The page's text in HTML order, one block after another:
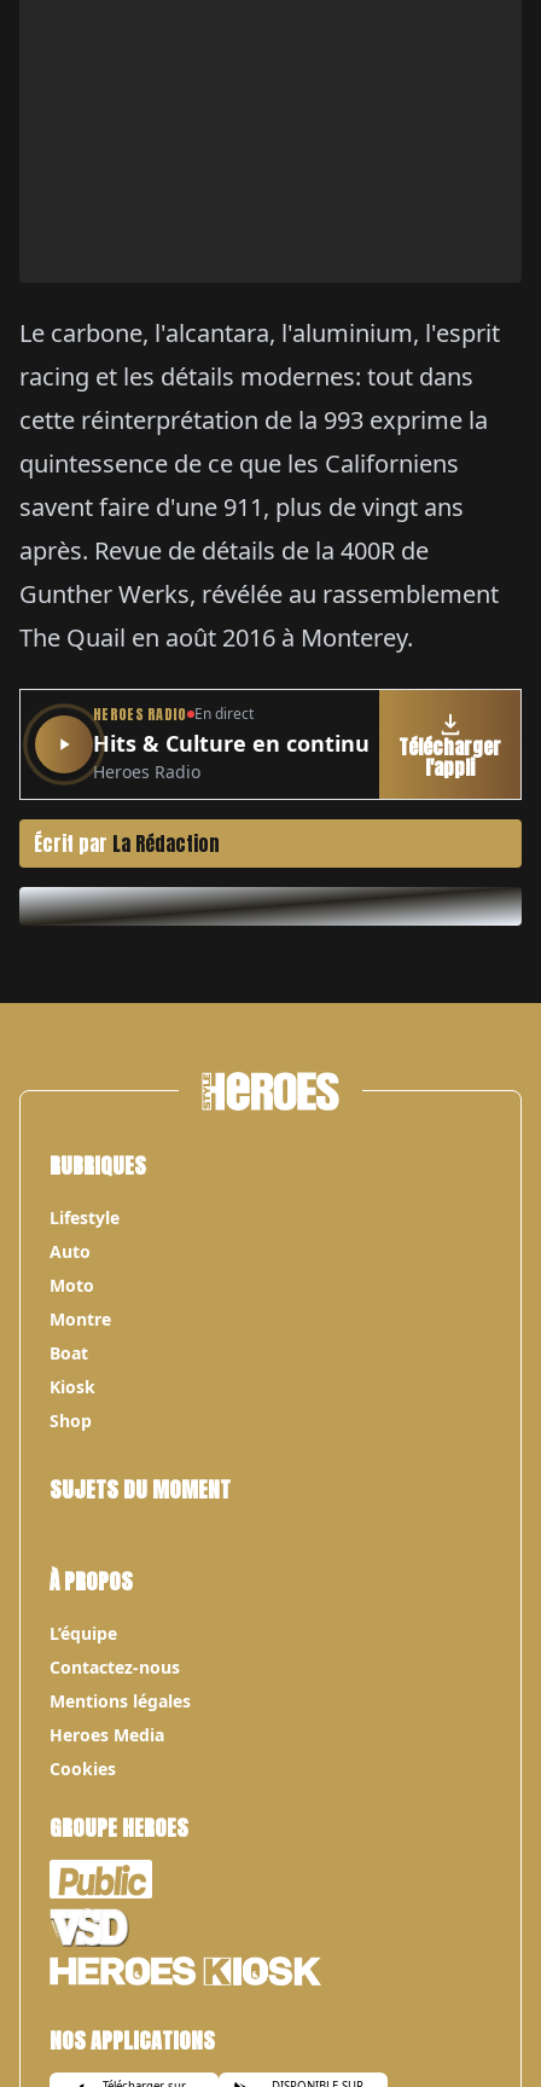
Le carbone, l'alcantara, l'aluminium, l'esprit
racing et les détails modernes: tout dans
cette réinterprétation de la 993 exprime la
quintessence de ce que les Californiens
savent faire d'une 911, plus de vingt ans
après. Revue de détails de la 400R de
Gunther Werks, révélée au rassemblement
The Quail en août 2016 à Monterey.
HEROES RADIO En direct
Hits & Culture en continu
Heroes Radio
Télécharger
l'appli
Écrit par La Rédaction
RUBRIQUES
Lifestyle
Auto
Moto
Montre
Boat
Kiosk
Shop
SUJETS DU MOMENT
À PROPOS
L’équipe
Contactez-nous
Mentions légales
Heroes Media
Cookies
GROUPE HEROES
NOS APPLICATIONS